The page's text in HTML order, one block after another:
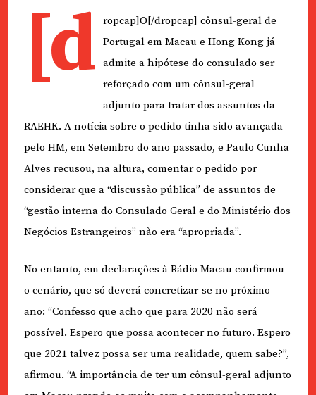
[d
ropcap]O[/dropcap] cônsul-geral de
Portugal em Macau e Hong Kong já
admite a hipótese do consulado ser
reforçado com um cônsul-geral
adjunto para tratar dos assuntos da
RAEHK. A notícia sobre o pedido tinha sido avançada
pelo HM, em Setembro do ano passado, e Paulo Cunha
Alves recusou, na altura, comentar o pedido por
considerar que a “discussão pública” de assuntos de
“gestão interna do Consulado Geral e do Ministério dos
Negócios Estrangeiros” não era “apropriada”.
No entanto, em declarações à Rádio Macau confirmou
o cenário, que só deverá concretizar-se no próximo
ano: “Confesso que acho que para 2020 não será
possível. Espero que possa acontecer no futuro. Espero
que 2021 talvez possa ser uma realidade, quem sabe?”,
afirmou. “A importância de ter um cônsul-geral adjunto